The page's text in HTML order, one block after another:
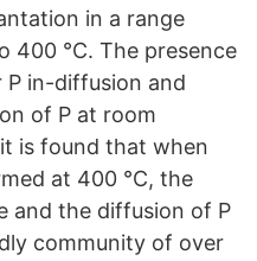
in a range
400 °C. The presence
P in-diffusion and
of P at room
is found that when
at 400 °C, the
and the diffusion of P
community of over